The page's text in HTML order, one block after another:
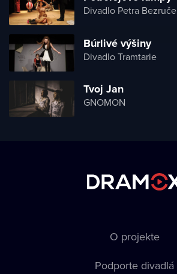
Divadlo Petra Bezruče
Búrlivé výšiny
Divadlo Tramtarie
Tvoj Jan
GNOMON
O projekte
Podporte divadlá